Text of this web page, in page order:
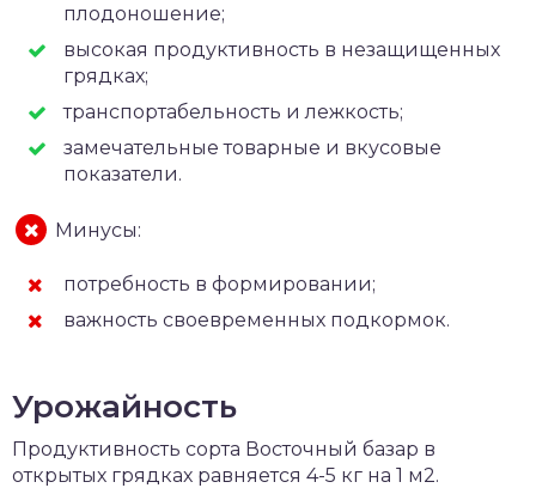
плодоношение;
высокая продуктивность в незащищенных
грядках;
транспортабельность и лежкость;
замечательные товарные и вкусовые
показатели.
Минусы:
потребность в формировании;
важность своевременных подкормок.
Урожайность
Продуктивность сорта Восточный базар в
открытых грядках равняется 4-5 кг на 1 м2.